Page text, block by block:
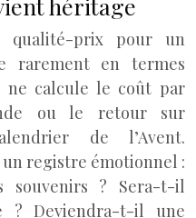
héritage
qualité-prix pour un
rarement en termes
ne calcule le coût par
ou le retour sur
de l’Avent.
un registre émotionnel :
souvenirs ? Sera-t-il
? Deviendra-t-il une